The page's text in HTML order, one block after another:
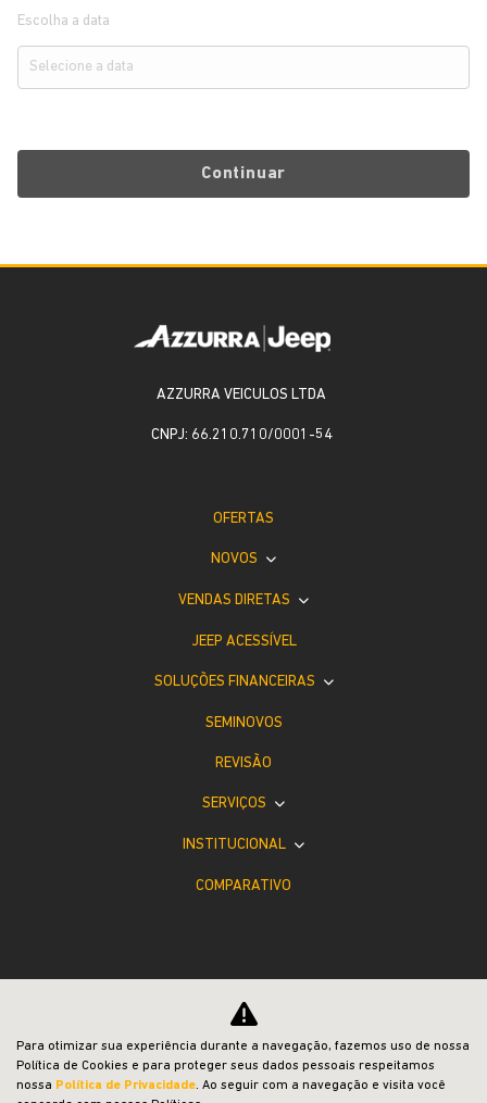
Escolha a data
Continuar
AZZURRA VEICULOS LTDA
CNPJ: 66.210.710/0001-54
OFERTAS
NOVOS
VENDAS DIRETAS
JEEP ACESSÍVEL
SOLUÇÕES FINANCEIRAS
SEMINOVOS
REVISÃO
SERVIÇOS
INSTITUCIONAL
COMPARATIVO
Desacelere. Seu bem maior é a vida.
Para otimizar sua experiência durante a navegação, fazemos uso de nossa
Política de Cookies e para proteger seus dados pessoais respeitamos
nossa Política de Privacidade. Ao seguir com a navegação e visita você